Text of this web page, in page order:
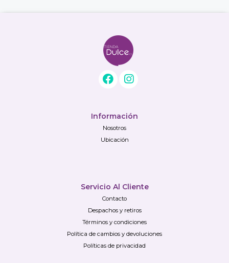
Información
Nosotros
Ubicación
Servicio Al Cliente
Contacto
Despachos y retiros
Términos y condiciones
Política de cambios y devoluciones
Políticas de privacidad